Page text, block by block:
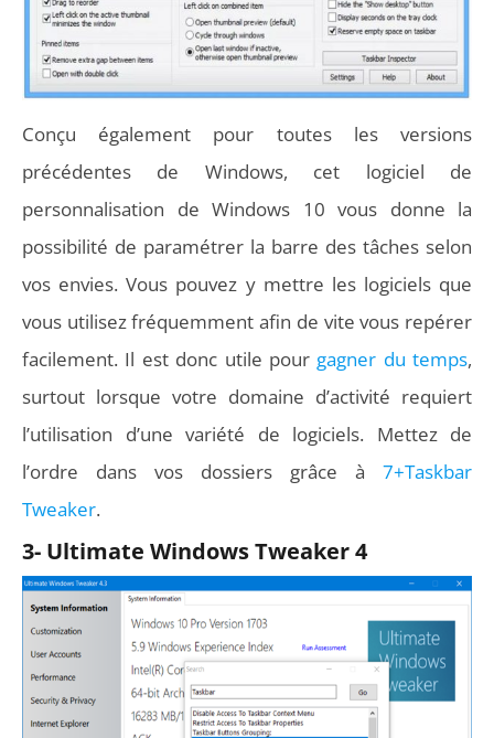
Conçu également pour toutes les versions
précédentes de Windows, cet logiciel de
personnalisation de Windows 10 vous donne la
possibilité de paramétrer la barre des tâches selon
vos envies. Vous pouvez y mettre les logiciels que
vous utilisez fréquemment afin de vite vous repérer
facilement. Il est donc utile pour gagner du temps,
surtout lorsque votre domaine d’activité requiert
l’utilisation d’une variété de logiciels. Mettez de
l’ordre dans vos dossiers grâce à 7+Taskbar
Tweaker.
3- Ultimate Windows Tweaker 4